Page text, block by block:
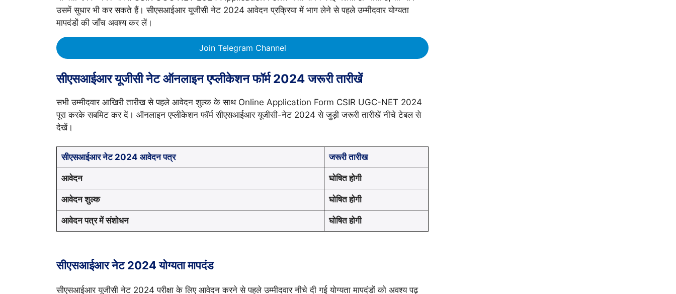
उसमें सुधार भी कर सकते हैं। सीएसआईआर यूजीसी नेट 2024 आवेदन प्रक्रिया में भाग लेने से पहले उम्मीदवार योग्यता
मापदंडों की जाँच अवश्य कर लें।
Join Telegram Channel
सीएसआईआर यूजीसी नेट ऑनलाइन एप्लीकेशन फॉर्म 2024 जरूरी तारीखें
सभी उम्मीदवार आखिरी तारीख से पहले आवेदन शुल्क के साथ Online Application Form CSIR UGC-NET 2024
पूरा करके सबमिट कर दें। ऑनलाइन एप्लीकेशन फॉर्म सीएसआईआर यूजीसी-नेट 2024 से जुड़ी जरूरी तारीखें नीचे टेबल से
देखें।
सीएसआईआर नेट 2024 आवेदन पत्र जरूरी तारीख
आवेदन घोषित होगी
आवेदन शुल्क घोषित होगी
आवेदन पत्र में संशोधन घोषित होगी
सीएसआईआर नेट 2024 योग्यता मापदंड
सीएसआईआर यूजीसी नेट 2024 परीक्षा के लिए आवेदन करने से पहले उम्मीदवार नीचे दी गई योग्यता मापदंडों को अवश्य पढ़